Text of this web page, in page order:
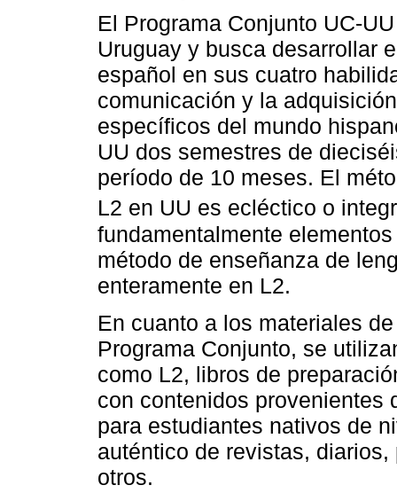
El Programa Conjunto UC-
Uruguay y busca desarrollar
español en sus cuatro
comunicación y la
específicos del mundo
UU dos semestres de
período de 10 meses. El
L2 en UU es ecléctico o
fundamentalmente
método de enseñanza de
enteramente en L2.
En cuanto a los materiales
Programa Conjunto, se
como L2, libros de
con contenidos provenientes
para estudiantes nativos de
auténtico de revistas,
otros.